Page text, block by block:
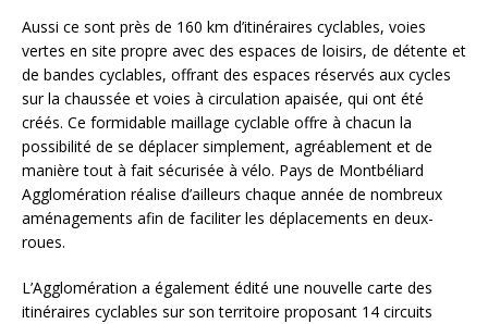
Aussi ce sont près de 160 km d’itinéraires cyclables, voies
vertes en site propre avec des espaces de loisirs, de détente et
de bandes cyclables, offrant des espaces réservés aux cycles
sur la chaussée et voies à circulation apaisée, qui ont été
créés. Ce formidable maillage cyclable offre à chacun la
possibilité de se déplacer simplement, agréablement et de
manière tout à fait sécurisée à vélo. Pays de Montbéliard
Agglomération réalise d’ailleurs chaque année de nombreux
aménagements afin de faciliter les déplacements en deux-
roues.
L’Agglomération a également édité une nouvelle carte des
itinéraires cyclables sur son territoire proposant 14 circuits